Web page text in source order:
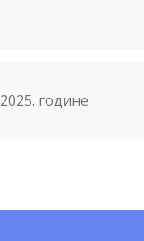
године